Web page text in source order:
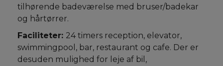
tilhørende badeværelse med bruser/badekar
og hårtørrer.
Faciliteter: 24 timers reception, elevator,
swimmingpool, bar, restaurant og cafe. Der er
desuden mulighed for leje af bil,